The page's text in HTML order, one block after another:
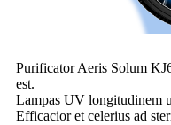
Purificator Aeris Solum
est.
Lampas UV longitudinem
Efficacior et celerius ad